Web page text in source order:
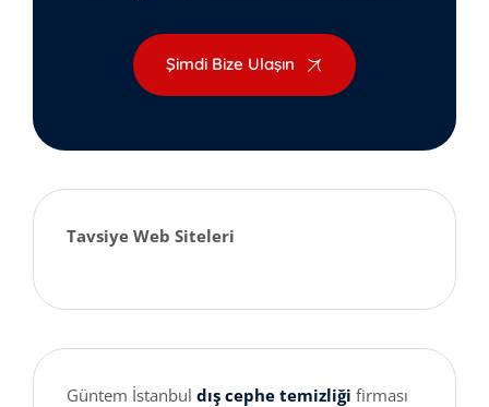
Şimdi Bize Ulaşın
Tavsiye Web Siteleri
Güntem İstanbul dış cephe temizliği firması